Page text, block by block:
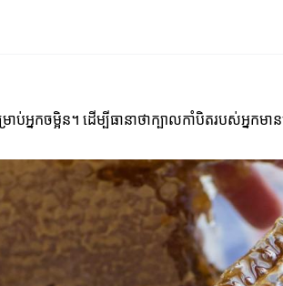
អ្នកចម្អិន។ ដើម្បីធានាថាក្បាលកាំបិតរបស់អ្នក